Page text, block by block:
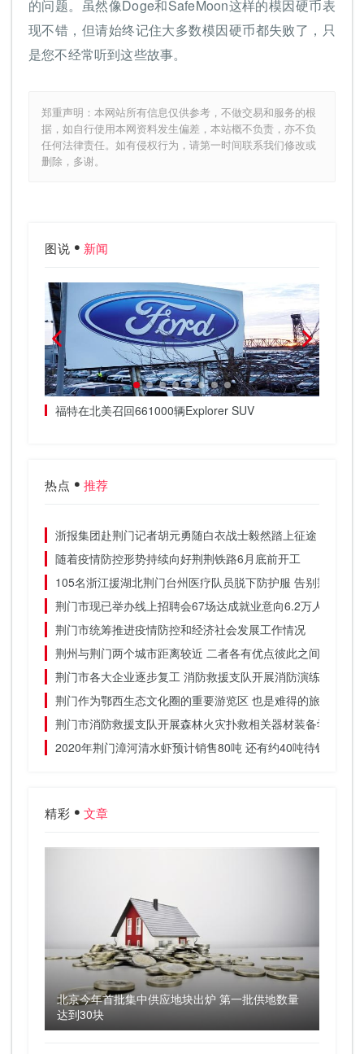
的问题。虽然像Doge和SafeMoon这样的模因硬币表
现不错，但请始终记住大多数模因硬币都失败了，只
是您不经常听到这些故事。
郑重声明：本网站所有信息仅供参考，不做交易和服务的根
据，如自行使用本网资料发生偏差，本站概不负责，亦不负
任何法律责任。如有侵权行为，请第一时间联系我们修改或
删除，多谢。
图说 新闻
福特在北美召回661000辆Explorer SUV
热点 推荐
浙报集团赴荆门记者胡元勇随白衣战士毅然踏上征途
随着疫情防控形势持续向好荆荆铁路6月底前开工
105名浙江援湖北荆门台州医疗队员脱下防护服 告别荆门的
荆门市现已举办线上招聘会67场达成就业意向6.2万人
荆门市统筹推进疫情防控和经济社会发展工作情况
荆州与荆门两个城市距离较近 二者各有优点彼此之间差别不
荆门市各大企业逐步复工 消防救援支队开展消防演练
荆门作为鄂西生态文化圈的重要游览区 也是难得的旅游胜地
荆门市消防救援支队开展森林火灾扑救相关器材装备学习
2020年荆门漳河清水虾预计销售80吨 还有约40吨待销
精彩 文章
北京今年首批集中供应地块出炉 第一批供地数量
达到30块